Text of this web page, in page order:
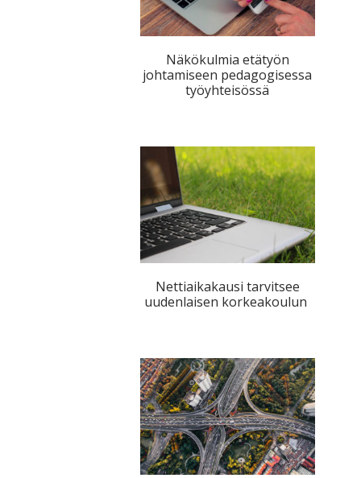
Näkökulmia etätyön
johtamiseen pedagogisessa
työyhteisössä
Nettiaikakausi tarvitsee
uudenlaisen korkeakoulun